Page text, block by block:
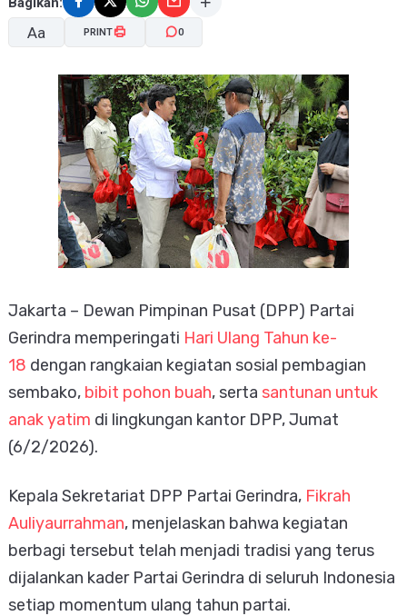
Aa
A- A+
PRINT 0
Jakarta – Dewan Pimpinan Pusat (DPP) Partai
Gerindra memperingati Hari Ulang Tahun ke-
18 dengan rangkaian kegiatan sosial pembagian
sembako, bibit pohon buah, serta santunan untuk
anak yatim di lingkungan kantor DPP, Jumat
(6/2/2026).
Kepala Sekretariat DPP Partai Gerindra, Fikrah
Auliyaurrahman, menjelaskan bahwa kegiatan
berbagi tersebut telah menjadi tradisi yang terus
dijalankan kader Partai Gerindra di seluruh Indonesia
setiap momentum ulang tahun partai.